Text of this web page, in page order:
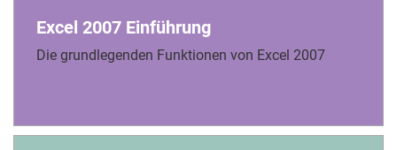
Excel 2007 Einführung
Die grundlegenden Funktionen von Excel 2007